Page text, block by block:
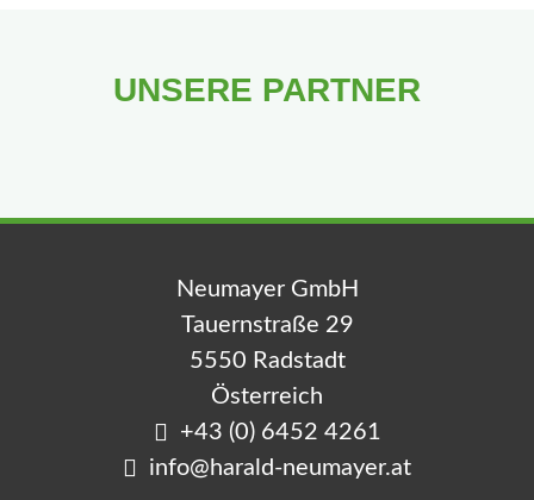
UNSERE PARTNER
Neumayer GmbH
Tauernstraße 29
5550 Radstadt
Österreich
+43 (0) 6452 4261
info@harald-neumayer.at